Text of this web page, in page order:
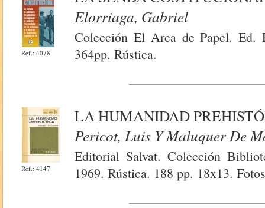
Ref.: 4078
Elorriaga, Gabriel
Colección El Arca de Papel. Ed.
364pp. Rústica.
Ref.: 4147
LA HUMANIDAD
Pericot, Luis Y Maluquer De
Editorial Salvat. Colección
1969. Rústica. 188 pp. 18x13.